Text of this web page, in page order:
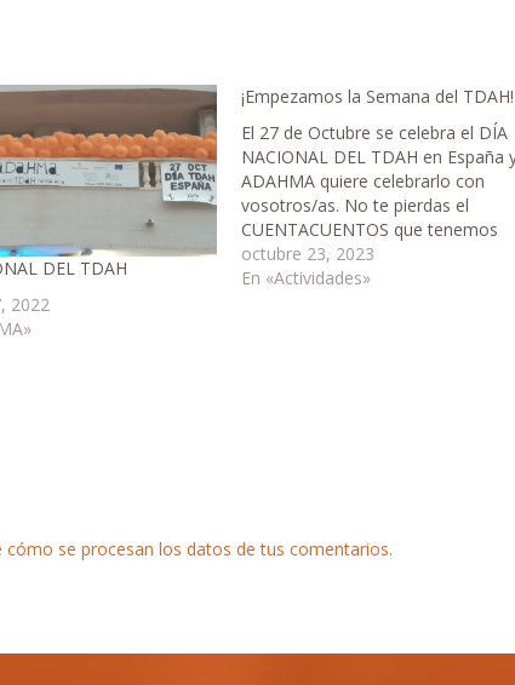
DEL TDAH
2022
¡Empezamos la Semana del TDAH!
El 27 de Octubre se celebra el DÍA
NACIONAL DEL TDAH en España
ADAHMA quiere celebrarlo con
vosotros/as. No te pierdas el
CUENTACUENTOS que tenemos
preparado para el día 26 de
en la Biblioteca de Denia. ¡Os
octubre 23, 2023
En «Actividades»
cómo se procesan los datos de tus comentarios.